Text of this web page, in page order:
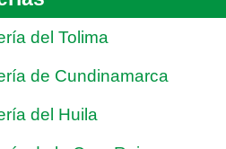
del Tolima
de Cundinamarca
del Huila